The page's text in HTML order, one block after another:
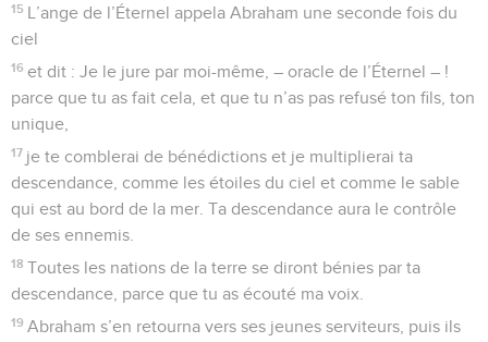
15 L’ange de l’Éternel appela Abraham une seconde fois du
ciel
16 et dit : Je le jure par moi-même, – oracle de l’Éternel – !
parce que tu as fait cela, et que tu n’as pas refusé ton fils, ton
unique,
17 je te comblerai de bénédictions et je multiplierai ta
descendance, comme les étoiles du ciel et comme le sable
qui est au bord de la mer. Ta descendance aura le contrôle
de ses ennemis.
18 Toutes les nations de la terre se diront bénies par ta
descendance, parce que tu as écouté ma voix.
19 Abraham s’en retourna vers ses jeunes serviteurs, puis ils